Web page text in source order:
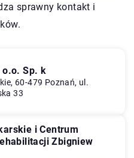
sprawny kontakt i
o.o. Sp. k
60-479 Poznań, ul.
33
i Centrum
Zbigniew